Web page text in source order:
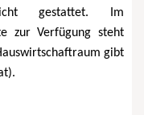
gestattet. Im
zur Verfügung steht
gibt